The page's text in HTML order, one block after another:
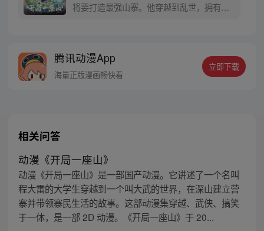
将要打造最强山寨。他穿越到乱世，拥有一
名震古今，问一声：王侯将相，宁有种乎！
腾讯动漫App
海量正版漫画畅快看
立即下载
相关问答
动漫《开局一座山》
动漫《开局一座山》是一部国产动漫。它讲述了一个名叫
程大雷的大学生穿越到一个叫大武的世界，在深山建立营
寨并带领寨民生活的故事。这部动漫集穿越、武侠、搞笑
于一体，是一部 2D 动漫。《开局一座山》于 20...